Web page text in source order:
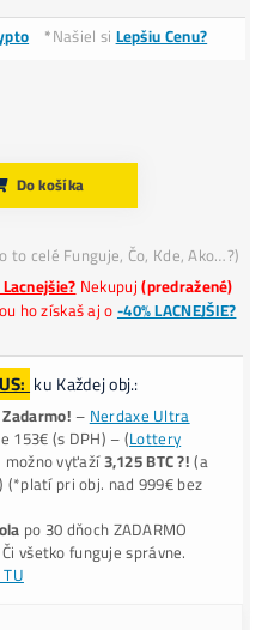
Spotreba
Životnosť:
Dostupnosť:
Cena:
Platba
- +